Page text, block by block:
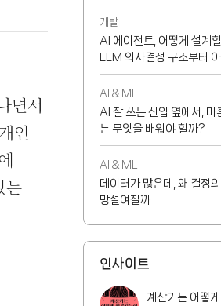
면서
인
는
개발
AI 에이전트, 어떻게 설계할
LLM 의사결정 구조부터
선택 기준까지
AI & ML
AI 잘 쓰는 신입 옆에서, 마
는 무엇을 배워야 할까?
AI & ML
데이터가 많은데, 왜 결정
망설여질까
인사이트
계산기는 어떻게